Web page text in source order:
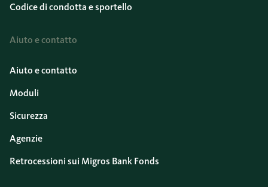
Codice di condotta e sportello
Aiuto e contatto
Aiuto e contatto
Moduli
Sicurezza
Agenzie
Retrocessioni sui Migros Bank Fonds